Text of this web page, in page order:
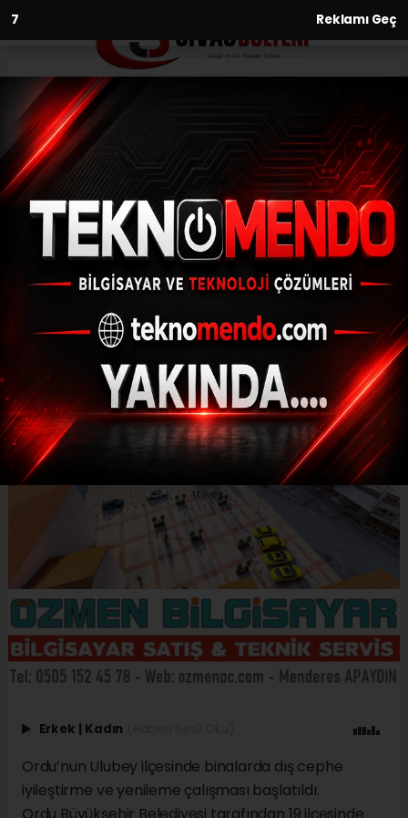
6 Reklamı Geç
Anasayfa Yaşam
Ulubey’in çehresi değişiyor
(İHA) - İhlas Haber Ajansı | 31.05.2023 - 10:04, Güncelleme: 31.05.2023
- 09:34
Ulubey’in çehresi değişiyor
ABONE OL
Erkek | Kadın
Ordu’nun Ulubey ilçesinde binalarda dış cephe
iyileştirme ve yenileme çalışması başlatıldı.